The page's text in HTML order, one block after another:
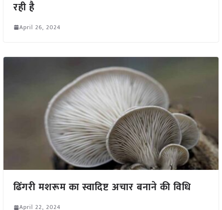
रही है
April 26, 2024
ढिंगरी मशरूम का स्वादिष्ट अचार बनाने की विधि
April 22, 2024